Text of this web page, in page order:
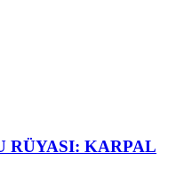
RÜYASI: KARPAL